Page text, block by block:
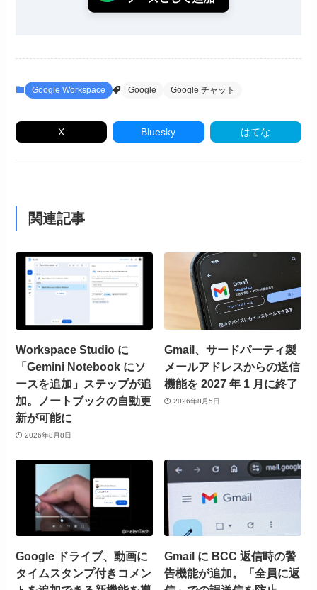
Google Workspace Google Google チャット
X Bluesky はてな
関連記事
Workspace Studio に
「Gemini Notebook にソ
ースを追加」ステップが追
加。ノートブックの自動更
新が可能に
2026年8月8日
Gmail、サードパーティ製
メールアドレスからの送信
機能を 2027 年 1 月に終了
2026年8月5日
Google ドライブ、動画に
タイムスタンプ付きコメン
Gmail に BCC 返信時の警
告機能が追加。「全員に返